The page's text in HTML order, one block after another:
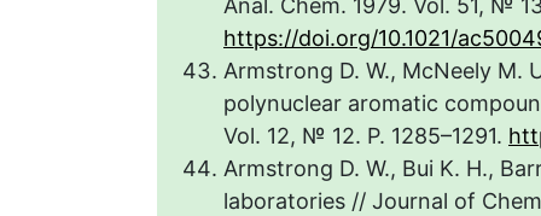
https://doi.org/10.1021/
Armstrong D. W., McNeely M.
polynuclear aromatic
Vol. 12, № 12. P. 1285–1291.
Armstrong D. W., Bui K. H.,
laboratories // Journal of